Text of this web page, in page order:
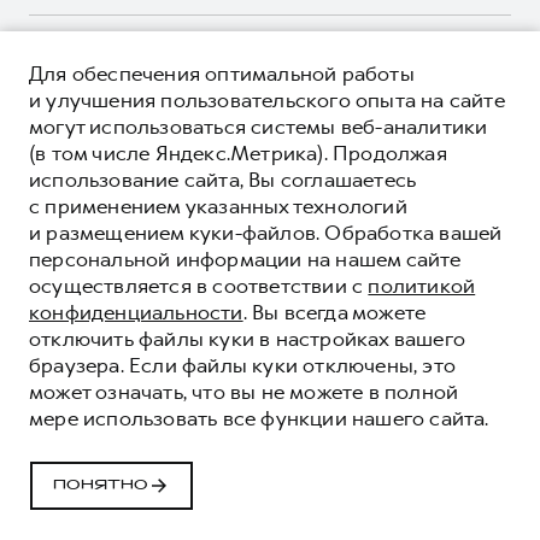
Система управления автопарком
Сервис для корпоративных клиентов
HAVAL Лизинг
Автомобильные аксессуары
Коллекция PRO
Коллекция Базовая
Коллекция Детская
Мобильное приложение GWM
Программа «HAVAL Защита+»
Руководства по эксплуатации
Подписки
Автомобильные аксессуары
Коллекция PRO
Коллекция Базовая
Коллекция Детская
ЦЕНЫ И ВЫГОДЫ
ЮРИДИЧЕСКАЯ ИНФОРМАЦИЯ
Вся представленная на сайте информация, касающаяся
автомобилей и сервисного обслуживания, носит
информационный характер и не является публичной офертой.
Все цены, указанные на данном сайте, носят информационный
характер и являются максимально рекомендуемыми
розничными ценами по расчетам дистрибьютора (ООО «Грейт
Волл Мотор Рус»). Для получения подробной информации
просьба обращаться к ближайшему официальному дилеру ООО
«Грейт Волл Мотор Рус» либо по телефону Горячей линии 8 (800)
511-59-86, либо на сайте. Опубликованная на данном сайте
информация может быть изменена в любое время без
****На некоторых автомобилях HAVAL может отсутствовать
система / устройство вызова экстренных оперативных служб
(блок ЭРА-ГЛОНАСС).
Показать все
© 2026 ООО «Грейт Волл Мотор Рус»
© 2026 ООО «Зет-Моторс»
Политика конфиденциальности
Юридическая информация
Сделано в ПЕРКС
Для обеспечения оптимальной работы
и улучшения пользовательского опыта на сайте
могут использоваться системы веб-аналитики
(в том числе Яндекс.Метрика). Продолжая
использование сайта, Вы соглашаетесь
с применением указанных технологий
и размещением куки-файлов. Обработка вашей
персональной информации на нашем сайте
осуществляется в соответствии с политикой
конфиденциальности. Вы всегда можете
отключить файлы куки в настройках вашего
браузера. Если файлы куки отключены, это
может означать, что вы не можете в полной
мере использовать все функции нашего сайта.
ПОНЯТНО